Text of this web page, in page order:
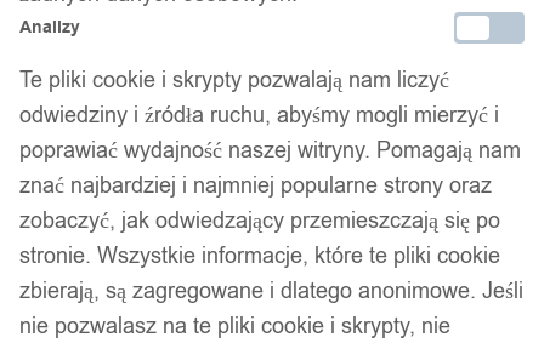
Analizy
Te pliki cookie i skrypty pozwalają nam liczyć
odwiedziny i źródła ruchu, abyśmy mogli mierzyć i
poprawiać wydajność naszej witryny. Pomagają nam
znać najbardziej i najmniej popularne strony oraz
zobaczyć, jak odwiedzający przemieszczają się po
stronie. Wszystkie informacje, które te pliki cookie
zbierają, są zagregowane i dlatego anonimowe. Jeśli
nie pozwalasz na te pliki cookie i skrypty, nie